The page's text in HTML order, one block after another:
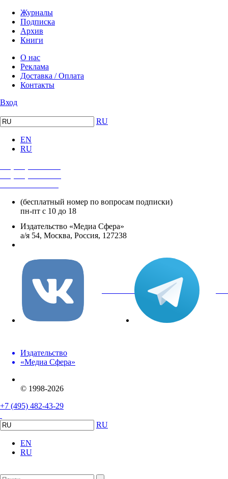
Журналы
Подписка
Архив
Книги
О нас
Реклама
Доставка / Оплата
Контакты
Вход
RU
EN
RU
(бесплатный номер по вопросам подписки)
пн-пт с 10 до 18
Издательство «Медиа Сфера»
а/я 54, Москва, Россия, 127238
вКонтакте
Издательство
«Медиа Сфера»
© 1998-2026
+7 (495) 482-43-29
RU
EN
RU